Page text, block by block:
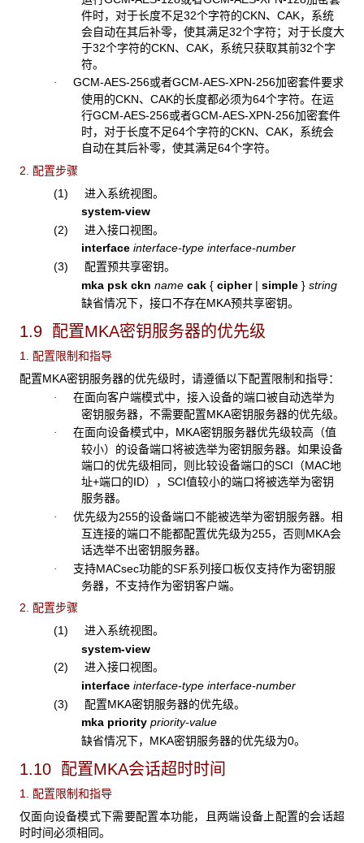
件时，对于长度不足32个字符的CKN、CAK，系统
会自动在其后补零，使其满足32个字符；对于长度大
于32个字符的CKN、CAK，系统只获取其前32个字
符。
· GCM-AES-256或者GCM-AES-XPN-256加密套件要求
使用的CKN、CAK的长度都必须为64个字符。在运
行GCM-AES-256或者GCM-AES-XPN-256加密套件
时，对于长度不足64个字符的CKN、CAK，系统会
自动在其后补零，使其满足64个字符。
2. 配置步骤
(1) 进入系统视图。
system-view
(2) 进入接口视图。
interfaceinterface-type interface-number
(3) 配置预共享密钥。
mka psk ckn namecak {cipher | simple }string
缺省情况下，接口不存在MKA预共享密钥。
1.9 配置MKA密钥服务器的优先级
1. 配置限制和指导
配置MKA密钥服务器的优先级时，请遵循以下配置限制和指导：
· 在面向客户端模式中，接入设备的端口被自动选举为
密钥服务器，不需要配置MKA密钥服务器的优先级。
· 在面向设备模式中，MKA密钥服务器优先级较高（值
较小）的设备端口将被选举为密钥服务器。如果设备
端口的优先级相同，则比较设备端口的SCI（MAC地
址+端口的ID），SCI值较小的端口将被选举为密钥
服务器。
· 优先级为255的设备端口不能被选举为密钥服务器。相
互连接的端口不能都配置优先级为255，否则MKA会
话选举不出密钥服务器。
· 支持MACsec功能的SF系列接口板仅支持作为密钥服
务器，不支持作为密钥客户端。
2. 配置步骤
(1) 进入系统视图。
system-view
(2) 进入接口视图。
interfaceinterface-type interface-number
(3) 配置MKA密钥服务器的优先级。
mka priority priority-value
缺省情况下，MKA密钥服务器的优先级为0。
1.10 配置MKA会话超时时间
1. 配置限制和指导
仅面向设备模式下需要配置本功能，且两端设备上配置的会话超
时时间必须相同。